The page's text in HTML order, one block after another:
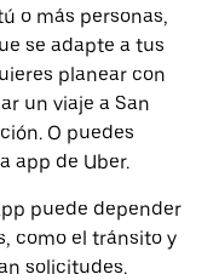
o más personas,
se adapte a tus
planear con
un viaje a San
O puedes
app de Uber.
puede depender
como el tránsito y
solicitudes.